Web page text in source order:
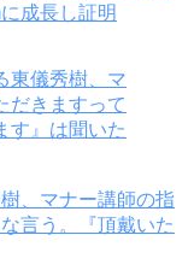
成長し証明
、マナー講師の指
言う。『頂戴いた